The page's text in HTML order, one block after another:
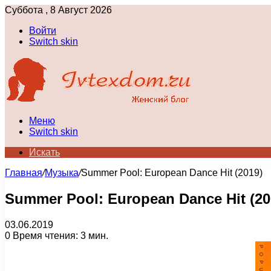
Суббота , 8 Август 2026
Войти
Switch skin
Меню
Switch skin
Искать
Главная/Музыка/Summer Pool: European Dance Hit (2019)
Summer Pool: European Dance Hit
03.06.2019
0 Время чтения: 3 мин.